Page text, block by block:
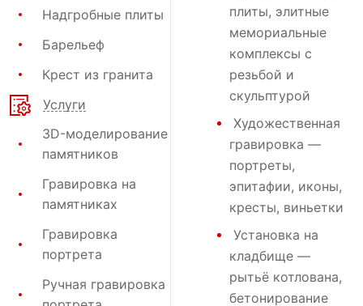
Надгробные плиты
Барельеф
Крест из гранита
Услуги
3D-моделирование
памятников
Гравировка на
памятниках
Гравировка
портрета
Ручная гравировка
плиты, элитные
мемориальные
комплексы с
резьбой и
скульптурой
Художественная
гравировка —
портреты,
эпитафии, иконы,
кресты, виньетки
Установка на
кладбище —
рытьё котлована,
бетонирование